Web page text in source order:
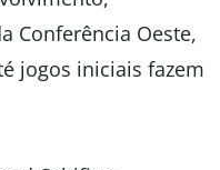
Conferência Oeste,
jogos iniciais fazem